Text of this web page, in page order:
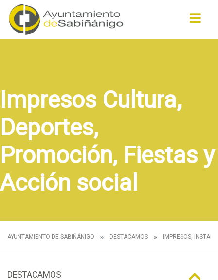
Impresos Cultura,
Deportes,
Promoción, Fiestas y
Acción social
AYUNTAMIENTO DE SABIÑÁNIGO DESTACAMOS IMPRESOS,
DESTACAMOS